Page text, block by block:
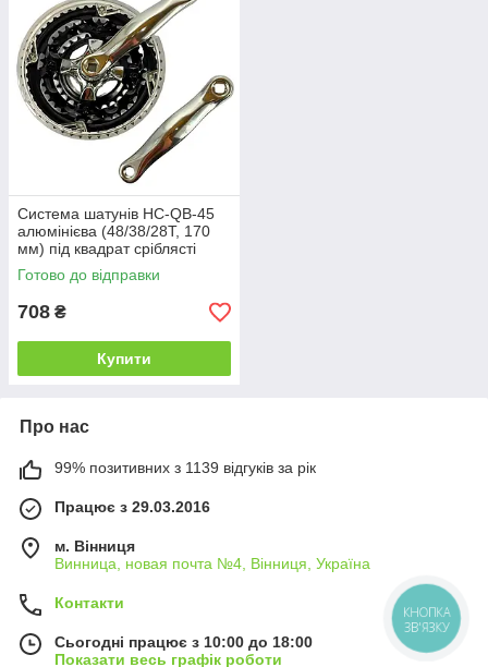
Система шатунів HC-QB-45
алюмінієва (48/38/28T, 170
мм) під квадрат сріблясті
шатуни / чорні зірки
Готово до відправки
708 ₴
Купити
Про нас
99% позитивних з 1139 відгуків за рік
Працює з 29.03.2016
м. Вінниця
Винница, новая почта №4, Вінниця, Україна
Контакти
Сьогодні працює з 10:00 до 18:00
Показати весь графік роботи
КНОПКА
ЗВ'ЯЗКУ